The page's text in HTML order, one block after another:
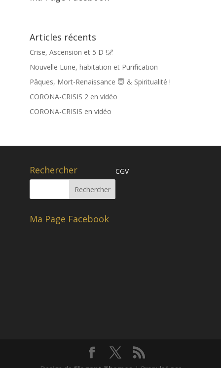
Articles récents
Crise, Ascension et 5 D !🌌
Nouvelle Lune, habitation et Purification
Pâques, Mort-Renaissance 😇 & Spiritualité !
CORONA-CRISIS 2 en vidéo
CORONA-CRISIS en vidéo
Rechercher CGV
Ma Page Facebook